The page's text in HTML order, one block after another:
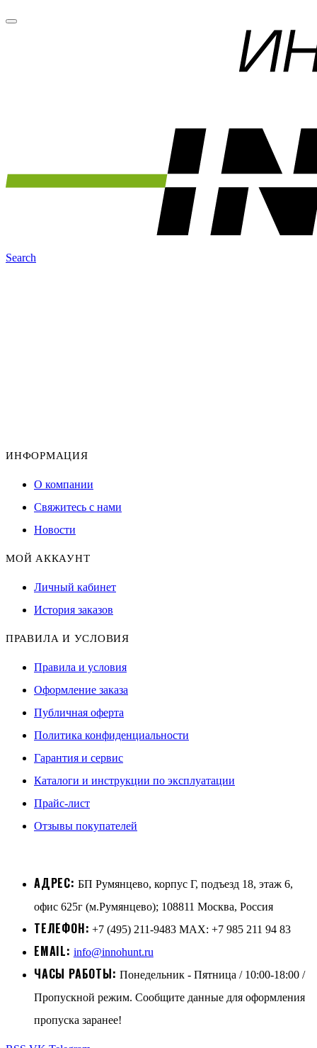
Search
ИНФОРМАЦИЯ
О компании
Свяжитесь с нами
Новости
МОЙ АККАУНТ
Личный кабинет
История заказов
ПРАВИЛА И УСЛОВИЯ
Правила и условия
Оформление заказа
Публичная оферта
Политика конфиденциальности
Гарантия и сервис
Каталоги и инструкции по эксплуатации
Прайс-лист
Отзывы покупателей
АДРЕС: БП Румянцево, корпус Г, подъезд 18, этаж 6,
офис 625г (м.Румянцево); 108811 Москва, Россия
ТЕЛЕФОН: +7 (495) 211-9483 MAX: +7 985 211 94 83
EMAIL: info@innohunt.ru
ЧАСЫ РАБОТЫ: Понедельник - Пятница / 10:00-18:00 /
Пропускной режим. Сообщите данные для оформления
пропуска заранее!